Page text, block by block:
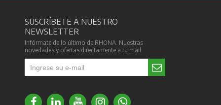
SUSCRÍBETE A NUESTRO
NEWSLETTER
Infórmate de lo último de RHONA. Nuestras
novedades y ofertas directamente a tu mail.